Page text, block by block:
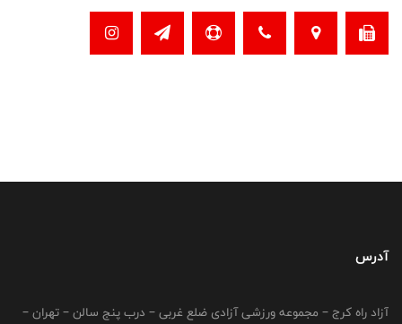
آدرس
آزاد راه کرج – مجموعه ورزشی آزادی ضلع غربی – درب پنج سالن – تهران –